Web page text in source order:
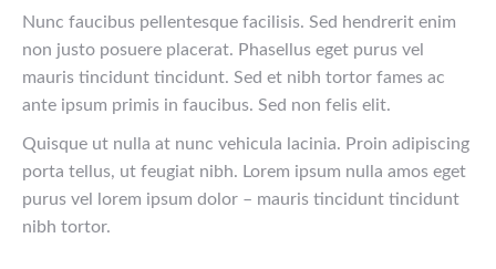
Nunc faucibus pellentesque facilisis. Sed hendrerit enim
non justo posuere placerat. Phasellus eget purus vel
mauris tincidunt tincidunt. Sed et nibh tortor fames ac
ante ipsum primis in faucibus. Sed non felis elit.
Quisque ut nulla at nunc vehicula lacinia. Proin adipiscing
porta tellus, ut feugiat nibh. Lorem ipsum nulla amos eget
purus vel lorem ipsum dolor – mauris tincidunt tincidunt
nibh tortor.